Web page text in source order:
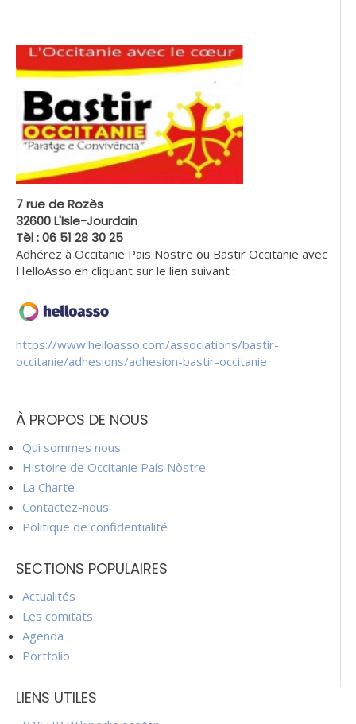
7 rue de Rozès
32600 L'Isle-Jourdain
Tèl : 06 51 28 30 25
Adhérez à Occitanie Pais Nostre ou Bastir Occitanie avec
HelloAsso en cliquant sur le lien suivant :
https://www.helloasso.com/associations/bastir-
occitanie/adhesions/adhesion-bastir-occitanie
À PROPOS DE NOUS
Qui sommes nous
Histoire de Occitanie País Nòstre
La Charte
Contactez-nous
Politique de confidentialité
SECTIONS POPULAIRES
Actualités
Les comitats
Agenda
Portfolio
LIENS UTILES